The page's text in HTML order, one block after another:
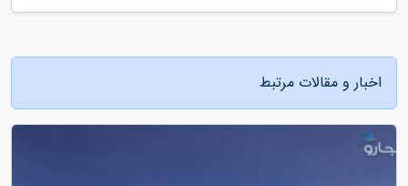
اخبار و مقالات مرتبط